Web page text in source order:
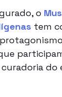
o
tem
do